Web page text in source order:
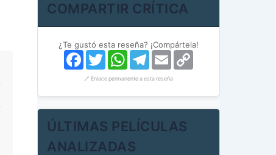
COMPARTIR CRÍTICA
¿Te gustó esta reseña? ¡Compártela!
Facebook
TwitterWhatsApp
Telegram
Email
🔗 Enlace permanente a esta reseña
ÚLTIMAS PELÍCULAS
ANALIZADAS